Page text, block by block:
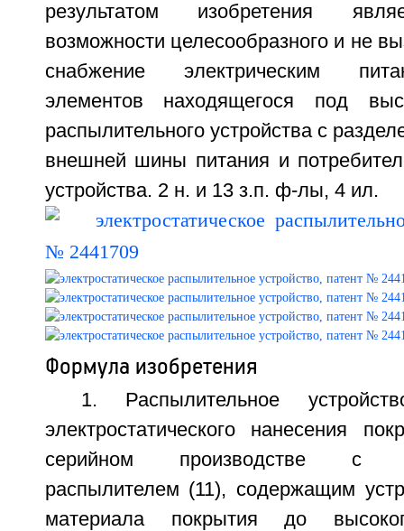
результатом изобретения
возможности целесообразного и не
снабжение электрическим
элементов находящегося под
распылительного устройства с
внешней шины питания и
устройства. 2 н. и 13 з.п. ф-лы, 4 ил.
Формула изобретения
1. Распылительное
электростатического нанесения
серийном производстве с
распылителем (11), содержащим
материала покрытия до